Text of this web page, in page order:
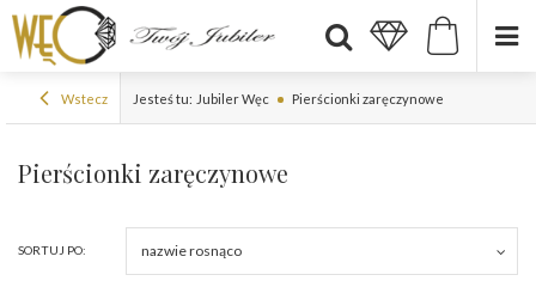
Wstecz Jesteś tu: Jubiler Węc Pierścionki zaręczynowe
Pierścionki zaręczynowe
SORTUJ PO: nazwie rosnąco